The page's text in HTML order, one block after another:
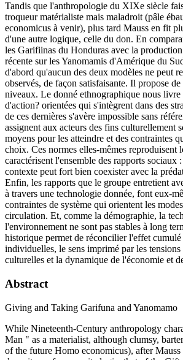
Tandis que l'anthropologie du XIXe siècle
troqueur matérialiste mais maladroit (pâle
economicus à venir), plus tard Mauss en fit
d'une autre logique, celle du don. En
les Garifiinas du Honduras avec la
récente sur les Yanomamis d'Amérique du
d'abord qu'aucun des deux modèles ne peut
observés, de façon satisfaisante. Il propose
niveaux. Le donné ethnographique nous livre
d'action? orientées qui s'intègrent dans des
de ces dernières s'avère impossible sans
assignent aux acteurs des fins culturellement
moyens pour les atteindre et des contraintes
choix. Ces normes elles-mêmes reproduisent
caractérisent l'ensemble des rapports sociaux
contexte peut fort bien coexister avec la
Enfin, les rapports que le groupe entretient
à travers une technologie donnée, font eux-
contraintes de système qui orientent les
circulation. Et, comme la démographie, la
l'environnement ne sont pas stables à long
historique permet de réconcilier l'effet cumulé
individuelles, le sens imprimé par les tensions
culturelles et la dynamique de l'économie et
Abstract
Giving and Taking Garifuna and Yanomamo
While Nineteenth-Century anthropology
Man " as a materialist, although clumsy,
of the future Homo economicus), after Mauss